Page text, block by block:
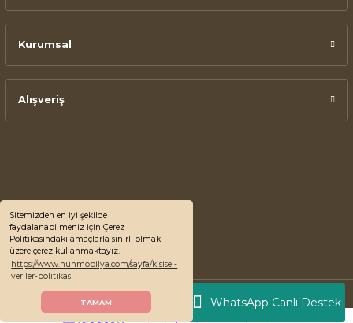
Sitemizden en iyi şekilde
faydalanabilmeniz için Çerez
Politikasındaki amaçlarla sınırlı olmak
üzere çerez kullanmaktayız.
https://www.nuhmobilya.com/sayfa/kisisel-
veriler-politikasi
TAMAM WhatsApp Canlı Destek
Kurumsal
Alışveriş
© 2022 Nuh Mobilya, Tüm Hakları Saklıdır.